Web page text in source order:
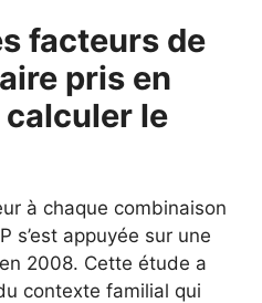
facteurs de
pris en
le
à chaque combinaison
s’est appuyée sur une
2008. Cette étude a
contexte familial qui